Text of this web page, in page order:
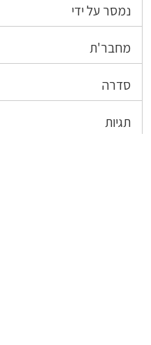
נמסר על ידי
מחבר'ת
סדרה
תגיות